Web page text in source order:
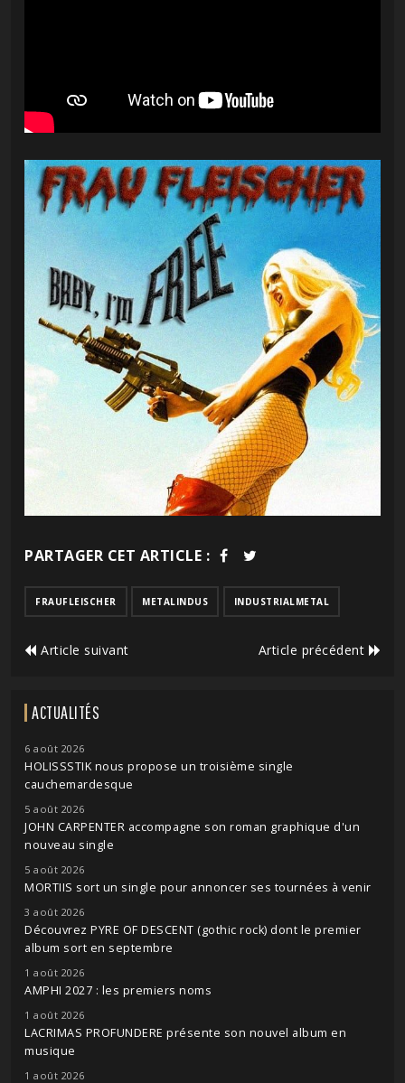
PARTAGER CET ARTICLE :
FRAUFLEISCHER METALINDUS INDUSTRIALMETAL
Article suivant Article précédent
ACTUALITÉS
6 août 2026
HOLISSSTIK nous propose un troisième single
cauchemardesque
5 août 2026
JOHN CARPENTER accompagne son roman graphique d'un
nouveau single
5 août 2026
MORTIIS sort un single pour annoncer ses tournées à venir
3 août 2026
Découvrez PYRE OF DESCENT (gothic rock) dont le premier
album sort en septembre
1 août 2026
AMPHI 2027 : les premiers noms
1 août 2026
LACRIMAS PROFUNDERE présente son nouvel album en
musique
1 août 2026